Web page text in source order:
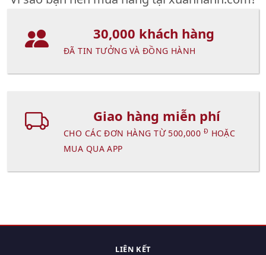
30,000 khách hàng
ĐÃ TIN TƯỞNG VÀ ĐỒNG HÀNH
Giao hàng miễn phí
CHO CÁC ĐƠN HÀNG TỪ 500,000 Đ HOẶC
MUA QUA APP
LIÊN KẾT